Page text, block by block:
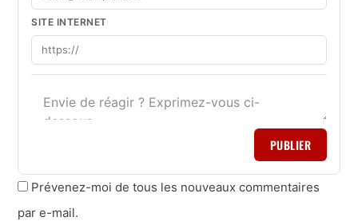
SITE INTERNET
PUBLIER
Prévenez-moi de tous les nouveaux commentaires
par e-mail.